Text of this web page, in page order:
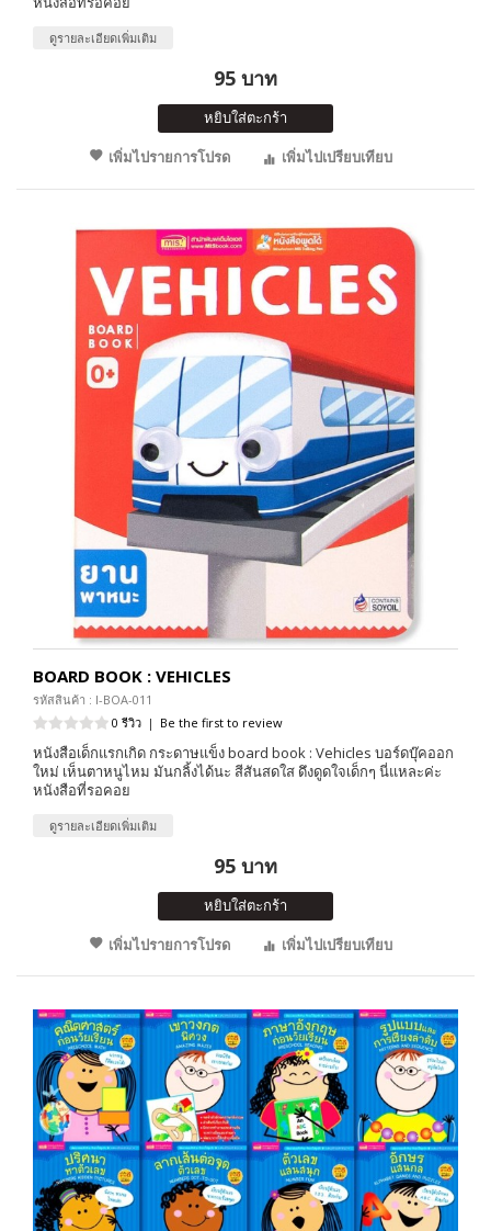
ดูรายละเอียดเพิ่มเติม
95 บาท
หยิบใส่ตะกร้า
เพิ่มไปรายการโปรด
เพิ่มไปเปรียบเทียบ
BOARD BOOK : VEHICLES
รหัสสินค้า : I-BOA-011
0 รีวิว | Be the first to review
หนังสือเด็กแรกเกิด กระดาษแข็ง board book : Vehicles บอร์ดบุ๊คออก
ใหม่ เห็นตาหนูไหม มันกลิ้งได้นะ สีสันสดใส ดึงดูดใจเด็กๆ นี่แหละค่ะ
หนังสือที่รอคอย
ดูรายละเอียดเพิ่มเติม
95 บาท
หยิบใส่ตะกร้า
เพิ่มไปรายการโปรด
เพิ่มไปเปรียบเทียบ